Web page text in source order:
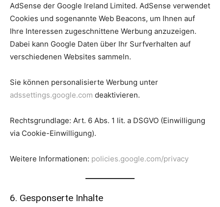
AdSense der Google Ireland Limited. AdSense verwendet
Cookies und sogenannte Web Beacons, um Ihnen auf
Ihre Interessen zugeschnittene Werbung anzuzeigen.
Dabei kann Google Daten über Ihr Surfverhalten auf
verschiedenen Websites sammeln.
Sie können personalisierte Werbung unter
adssettings.google.com deaktivieren.
Rechtsgrundlage: Art. 6 Abs. 1 lit. a DSGVO (Einwilligung
via Cookie-Einwilligung).
Weitere Informationen: policies.google.com/privacy
6. Gesponserte Inhalte